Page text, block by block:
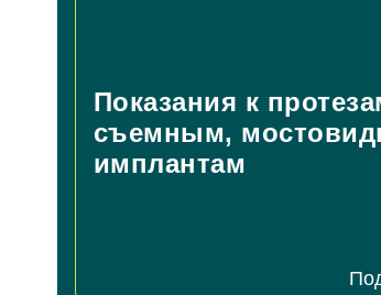
Показания к
съемным,
имплантам